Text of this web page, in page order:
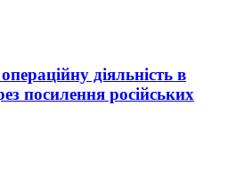
діяльність в
посилення російських